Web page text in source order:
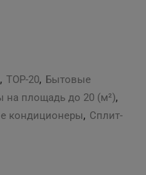
, TOP-20, Бытовые
на площадь до 20 (м²),
кондиционеры, Сплит-